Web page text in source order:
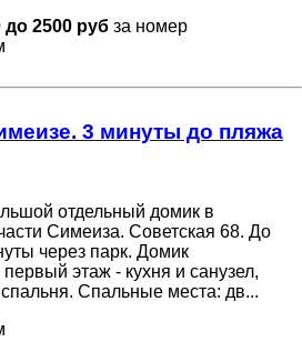
до 2500 руб за номер
3 минуты до пляжа
отдельный домик в
Симеиза. Советская 68. До
через парк. Домик
этаж - кухня и санузел,
Спальные места: дв...